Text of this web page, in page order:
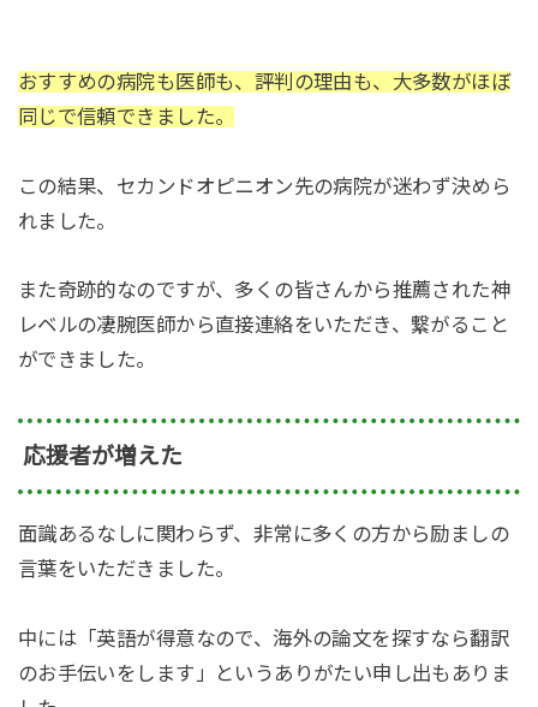
おすすめの病院も医師も、評判の理由も、大多数がほぼ
同じで信頼できました。
この結果、セカンドオピニオン先の病院が迷わず決めら
れました。
また奇跡的なのですが、多くの皆さんから推薦された神
レベルの凄腕医師から直接連絡をいただき、繋がること
ができました。
応援者が増えた
面識あるなしに関わらず、非常に多くの方から励ましの
言葉をいただきました。
中には「英語が得意なので、海外の論文を探すなら翻訳
のお手伝いをします」というありがたい申し出もありま